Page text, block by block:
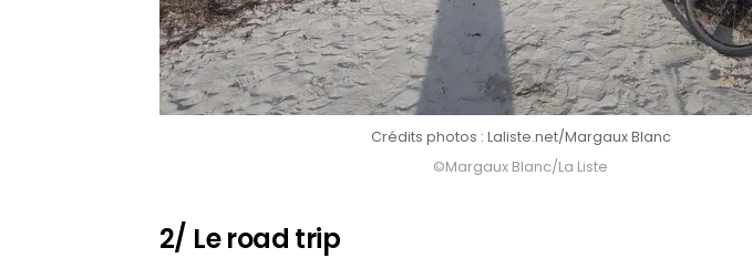
Crédits photos : Laliste.net/Margaux Blanc
©Margaux Blanc/La Liste
2/ Le road trip